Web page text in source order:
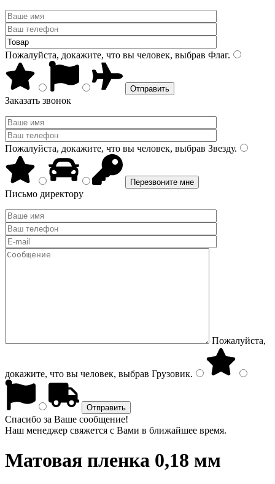
Пожалуйста, докажите, что вы человек, выбрав Флаг.
Заказать звонок
Пожалуйста, докажите, что вы человек, выбрав Звезду.
Письмо директору
Пожалуйста,
докажите, что вы человек, выбрав Грузовик.
Спасибо за Ваше сообщение!
Наш менеджер свяжется с Вами в ближайшее время.
Матовая пленка 0,18 мм